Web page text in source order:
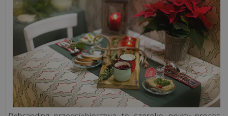
offline
znikną?
Jak
sprawdzić
pamięć
kasy
fiskalnej?